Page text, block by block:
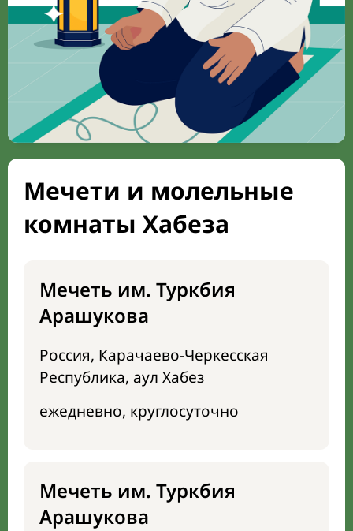
Мечети и молельные
комнаты Хабеза
Мечеть им. Туркбия
Арашукова
Россия, Карачаево-Черкесская
Республика, аул Хабез
ежедневно, круглосуточно
Мечеть им. Туркбия
Арашукова